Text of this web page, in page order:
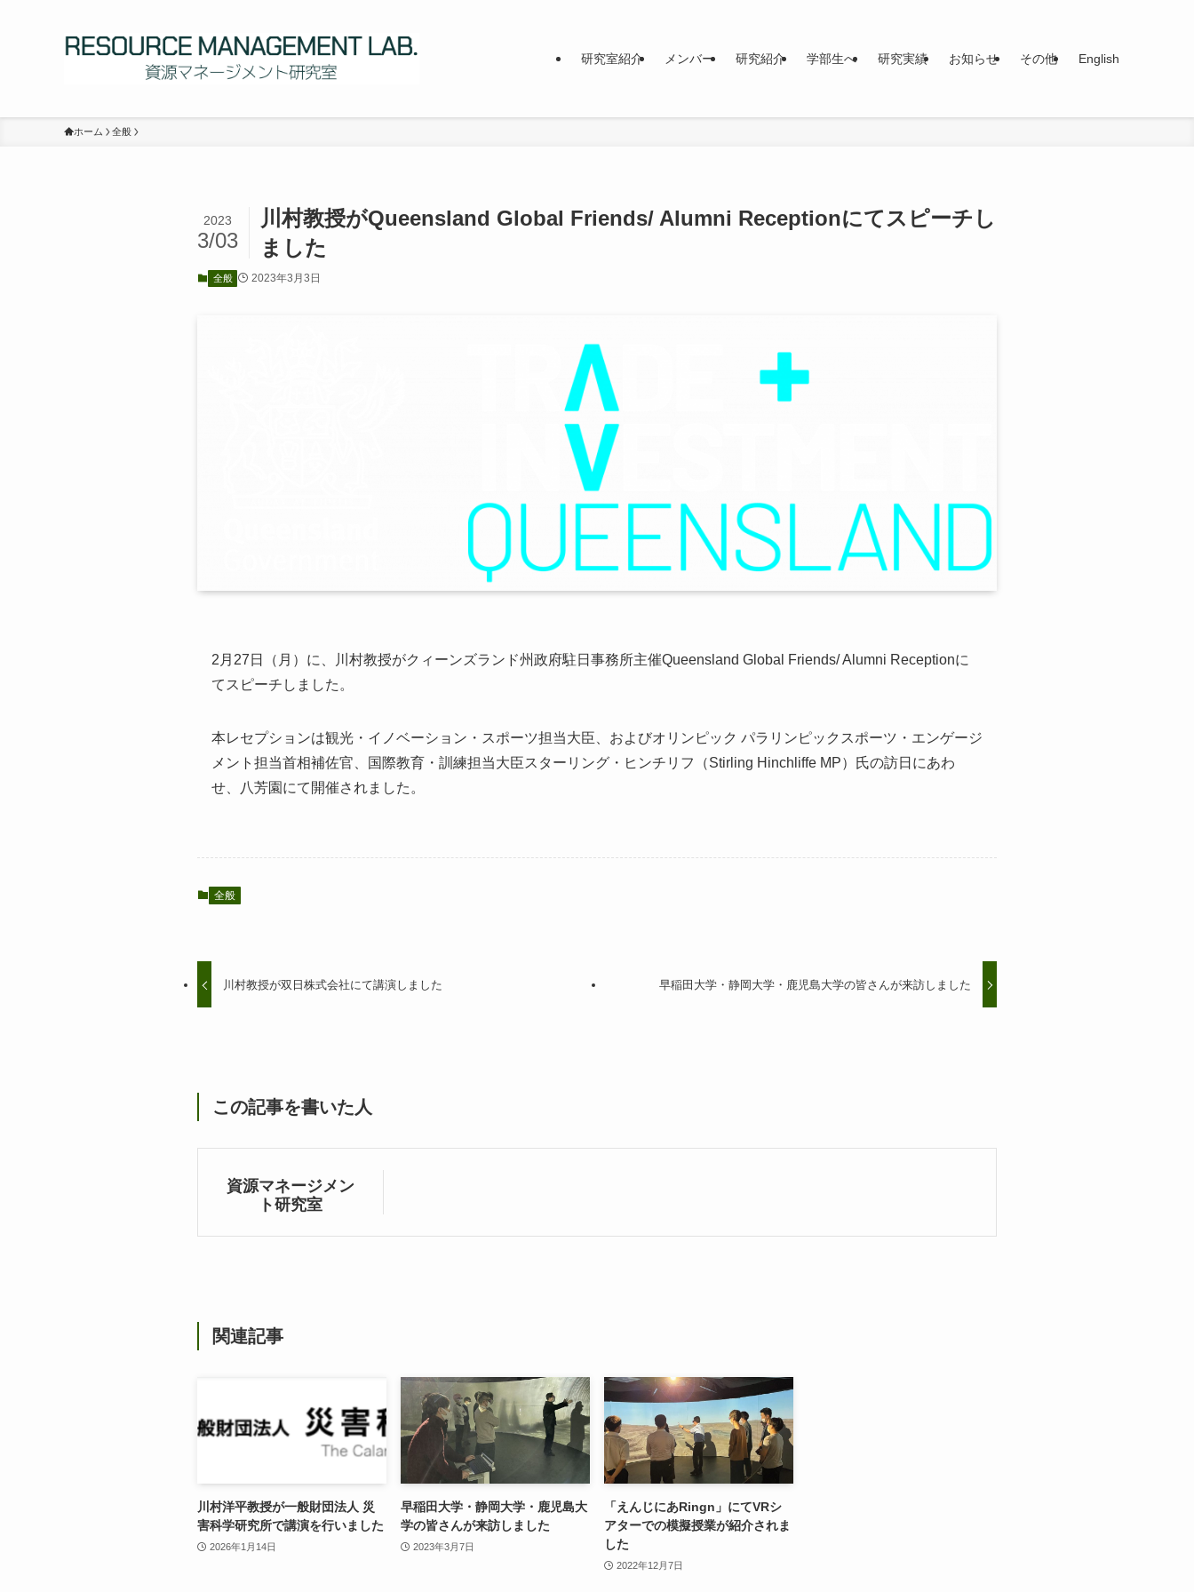
研究室紹介 メンバー 研究紹介 学部生へ 研究実績 お知らせ その他 English
ホーム 全般
川村教授がQueensland Global Friends/ Alumni Receptionにてスピーチし
ました
2023
3/03
全般 2023年3月3日
2月27日（月）に、川村教授がクィーンズランド州政府駐日事務所主催Queensland Global Friends/ Alumni Receptionに
てスピーチしました。
本レセプションは観光・イノベーション・スポーツ担当大臣、およびオリンピック パラリンピックスポーツ・エンゲージ
メント担当首相補佐官、国際教育・訓練担当大臣スターリング・ヒンチリフ（Stirling Hinchliffe MP）氏の訪日にあわ
せ、八芳園にて開催されました。
全般
川村教授が双日株式会社にて講演しました 早稲田大学・静岡大学・鹿児島大学の皆さんが来訪しました
この記事を書いた人
資源マネージメン
ト研究室
関連記事
川村洋平教授が一般財団法人 災
害科学研究所で講演を行いました
2026年1月14日
早稲田大学・静岡大学・鹿児島大
学の皆さんが来訪しました
2023年3月7日
「えんじにあRingn」にてVRシ
アターでの模擬授業が紹介されま
した
2022年12月7日